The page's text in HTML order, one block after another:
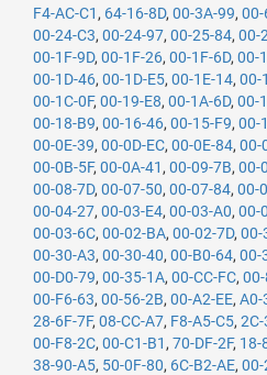
F4-AC-C1 , 64-16-8D, 00-3A-99, 00-
00-24-C3, 00-24-97, 00-25-84, 00-
00-1F-9D, 00-1F-26, 00-1F-6D, 00-
00-1D-46, 00-1D-E5, 00-1E-14, 00-
00-1C-0F, 00-19-E8, 00-1A-6D, 00-
00-18-B9, 00-16-46, 00-15-F9, 00-
00-0E-39, 00-0D-EC, 00-0E-84, 00-
00-0B-5F, 00-0A-41 , 00-09-7B, 00-
00-08-7D, 00-07-50, 00-07-84, 00-
00-04-27, 00-03-E4, 00-03-A0, 00-
00-03-6C, 00-02-BA, 00-02-7D, 00-
00-30-A3, 00-30-40, 00-B0-64, 00-
00-D0-79, 00-35-1A, 00-CC-FC,
00-F6-63, 00-56-2B, 00-A2-EE, A0-
28-6F-7F, 08-CC-A7, F8-A5-C5, 2C-
00-F8-2C, 00-C1-B1 , 70-DF-2F, 18-
38-90-A5, 50-0F-80, 6C-B2-AE, 00-